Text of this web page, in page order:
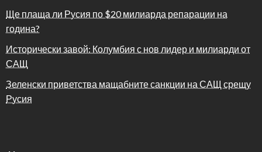
Ще плаща ли Русия по $20 милиарда репарации на
година?
Исторически завой: Колумбия с нов лидер и милиарди от
САЩ
Зеленски приветства мащабните санкции на САЩ срещу
Русия